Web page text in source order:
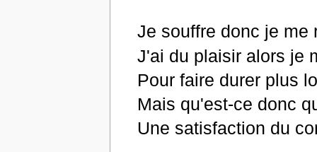
Je souffre donc je me
J'ai du plaisir alors je
Pour faire durer plus
Mais qu'est-ce donc
Une satisfaction du